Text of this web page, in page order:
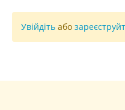
Увійдіть або